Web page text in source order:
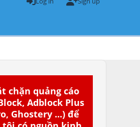
chặn quảng cáo
Adblock Plus
Ghostery ...) để